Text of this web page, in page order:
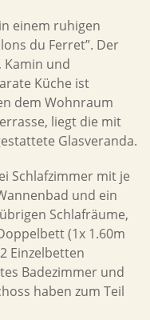
einem ruhigen
du Ferret”. Der
Kamin und
Küche ist
dem Wohnraum
liegt die mit
Glasveranda.
Schlafzimmer mit je
und ein
Schlafräume,
(1x 1.60m
Einzelbetten
Badezimmer und
haben zum Teil